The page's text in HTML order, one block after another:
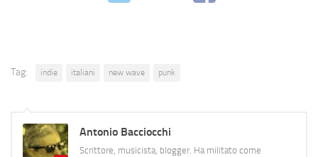
Tag: indie italiani new wave punk
Antonio Bacciocchi
Scrittore, musicista, blogger. Ha militato come